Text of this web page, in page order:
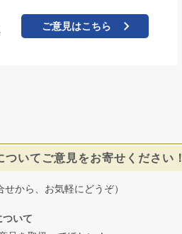
ご意見はこちら
ついてご意見をお寄せください！
せから、お気軽にどうぞ）
ついて